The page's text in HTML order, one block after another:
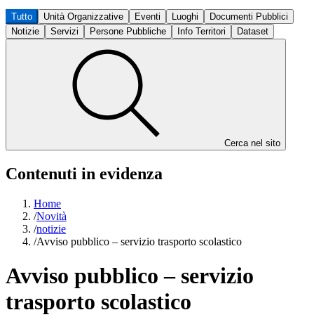
Tutto Unità Organizzative Eventi Luoghi
Documenti Pubblici
Notizie
Servizi Persone Pubbliche Info Territori Dataset
Cerca nel sito
Contenuti in evidenza
Home
/Novità
/notizie
/Avviso pubblico – servizio trasporto scolastico
Avviso pubblico – servizio
trasporto scolastico